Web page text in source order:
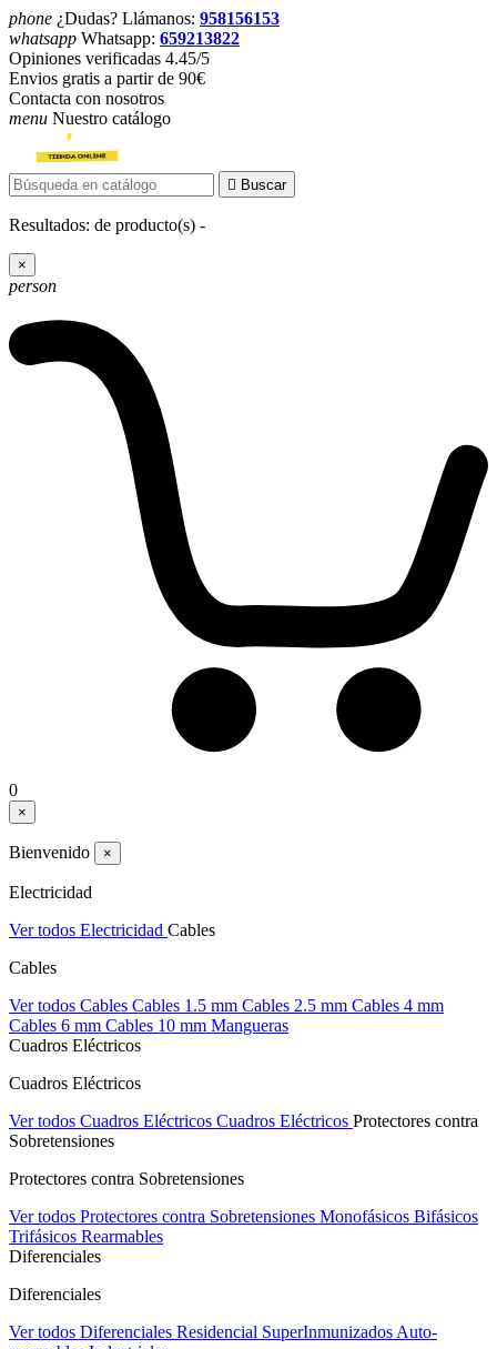
phone ¿Dudas? Llámanos: 958156153
whatsapp Whatsapp: 659213822
Opiniones verificadas 4.45/5
Envios gratis a partir de 90€
Contacta con nosotros
menu Nuestro catálogo
 Buscar
Resultados: de producto(s) -
×
person
0
×
Bienvenido ×
Electricidad
Ver todos Electricidad Cables
Cables
Ver todos Cables Cables 1.5 mm Cables 2.5 mm Cables 4 mm
Cables 6 mm Cables 10 mm Mangueras
Cuadros Eléctricos
Cuadros Eléctricos
Ver todos Cuadros Eléctricos Cuadros Eléctricos Protectores contra
Sobretensiones
Protectores contra Sobretensiones
Ver todos Protectores contra Sobretensiones Monofásicos Bifásicos
Trifásicos Rearmables
Diferenciales
Diferenciales
Ver todos Diferenciales Residencial SuperInmunizados Auto-